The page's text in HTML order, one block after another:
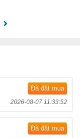
Đã đặt mua
2026-08-07 11:33:52
Đã đặt mua